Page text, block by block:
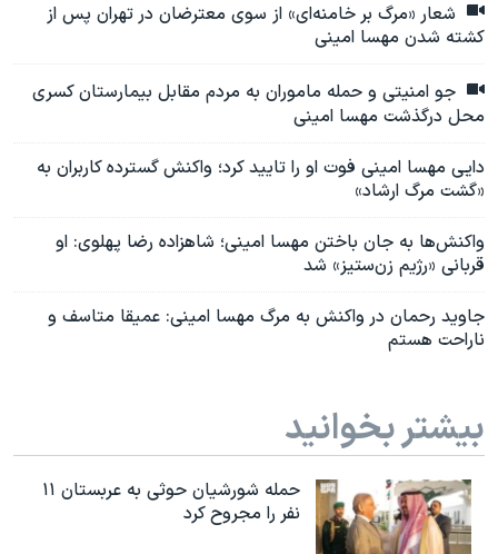
شعار «مرگ بر خامنه‌ای» از سوی معترضان در تهران پس از
کشته شدن مهسا امینی
جو امنیتی و حمله ماموران به مردم مقابل بیمارستان کسری
محل درگذشت مهسا امینی
دایی مهسا امینی فوت او را تایید کرد؛ واکنش گسترده کاربران به
«گشت مرگ ارشاد»
واکنش‌ها به جان باختن مهسا امینی؛ شاهزاده رضا پهلوی: او
قربانی «رژیم زن‌ستیز» شد
جاوید رحمان در واکنش به مرگ مهسا امینی: عمیقا متاسف و
ناراحت هستم
بیشتر بخوانید
حمله شورشیان حوثی به عربستان ۱۱
نفر را مجروح کرد